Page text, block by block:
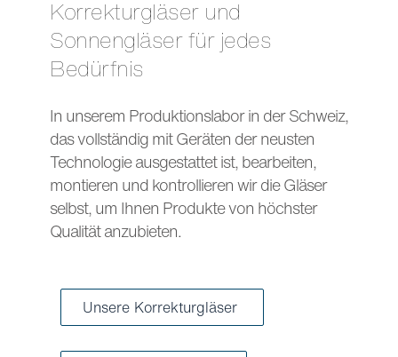
Korrekturgläser und
Sonnengläser für jedes
Bedürfnis
In unserem Produktionslabor in der Schweiz,
das vollständig mit Geräten der neusten
Technologie ausgestattet ist, bearbeiten,
montieren und kontrollieren wir die Gläser
selbst, um Ihnen Produkte von höchster
Qualität anzubieten.
Unsere Korrekturgläser